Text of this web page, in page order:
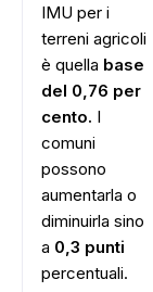
IMU per i
terreni agricoli
è quella base
del 0,76 per
cento. I
comuni
possono
aumentarla o
diminuirla sino
a 0,3 punti
percentuali.